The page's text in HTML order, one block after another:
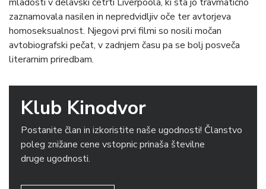
zaznamovala nasilen in nepredvidljiv oče ter avtorjeva
homoseksualnost. Njegovi prvi filmi so nosili močan
avtobiografski pečat, v zadnjem času pa se bolj posveča
literarnim priredbam.
Klub Kinodvor
Postanite član in izkoristite naše ugodnosti! Članstvo
poleg znižane cene vstopnic prinaša številne
druge ugodnosti.